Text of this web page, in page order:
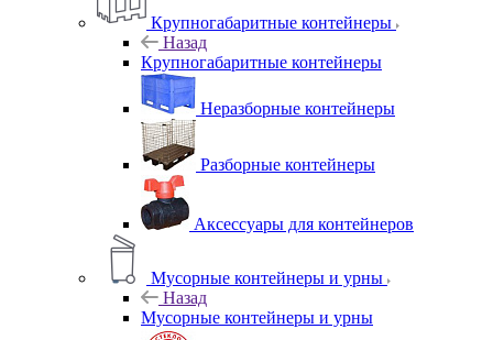
Крупногабаритные контейнеры
Назад
Крупногабаритные контейнеры
Неразборные контейнеры
Разборные контейнеры
Аксессуары для контейнеров
Мусорные контейнеры и урны
Назад
Мусорные контейнеры и урны